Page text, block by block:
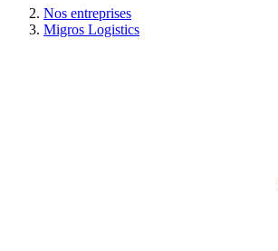
Nos entreprises
Migros Logistics